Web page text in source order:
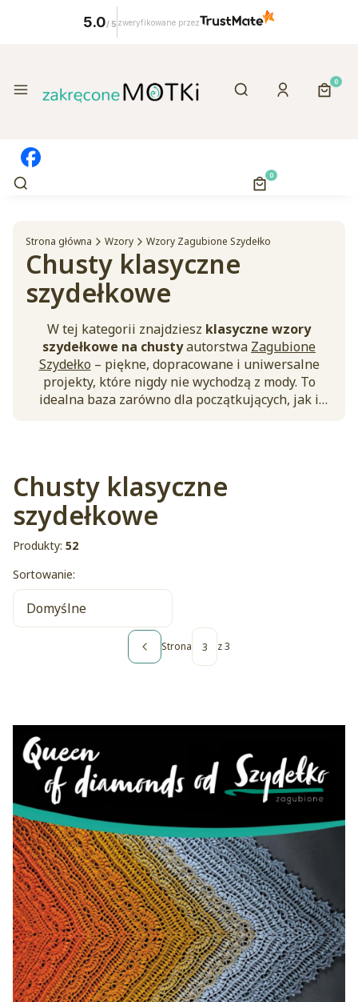
Menu Otwórz
Szukaj Zaloguj się
Otwórz wyszukiwarkę
Szukaj Produkty w
Koszyk
Strona główna Wzory Wzory Zagubione Szydełko
Chusty klasyczne
szydełkowe
W tej kategorii znajdziesz klasyczne wzory
szydełkowe na chustyautorstwa Zagubione
Szydełko – piękne, dopracowane i uniwersalne
projekty, które nigdy nie wychodzą z mody. To
idealna baza zarówno dla początkujących, jak i
Chusty klasyczne
szydełkowe
Produkty: 52
Lista produktów
Sortowanie:
Domyślne
Poprzednie produkty
Strona z 3
5.0/ 5 zweryfikowane przez